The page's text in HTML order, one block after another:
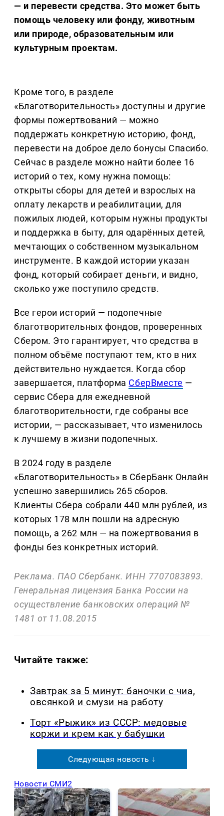
— и перевести средства. Это может быть
помощь человеку или фонду, животным
или природе, образовательным или
культурным проектам.
Кроме того, в разделе
«Благотворительность» доступны и другие
формы пожертвований — можно
поддержать конкретную историю, фонд,
перевести на доброе дело бонусы Спасибо.
Сейчас в разделе можно найти более 16
историй о тех, кому нужна помощь:
открыты сборы для детей и взрослых на
оплату лекарств и реабилитации, для
пожилых людей, которым нужны продукты
и поддержка в быту, для одарённых детей,
мечтающих о собственном музыкальном
инструменте. В каждой истории указан
фонд, который собирает деньги, и видно,
сколько уже поступило средств.
Все герои историй — подопечные
благотворительных фондов, проверенных
Сбером. Это гарантирует, что средства в
полном объёме поступают тем, кто в них
действительно нуждается. Когда сбор
завершается, платформа СберВместе —
сервис Сбера для ежедневной
благотворительности, где собраны все
истории, — рассказывает, что изменилось
к лучшему в жизни подопечных.
В 2024 году в разделе
«Благотворительность» в СберБанк Онлайн
успешно завершились 265 сборов.
Клиенты Сбера собрали 440 млн рублей, из
которых 178 млн пошли на адресную
помощь, а 262 млн — на пожертвования в
фонды без конкретных историй.
Реклама. ПАО Сбербанк. ИНН 7707083893.
Генеральная лицензия Банка России на
осуществление банковских операций №
1481 от 11.08.2015
Читайте также:
Завтрак за 5 минут: баночки с чиа,
овсянкой и смузи на работу
Торт «Рыжик» из СССР: медовые
коржи и крем как у бабушки
Следующая новость ↓
Новости СМИ2